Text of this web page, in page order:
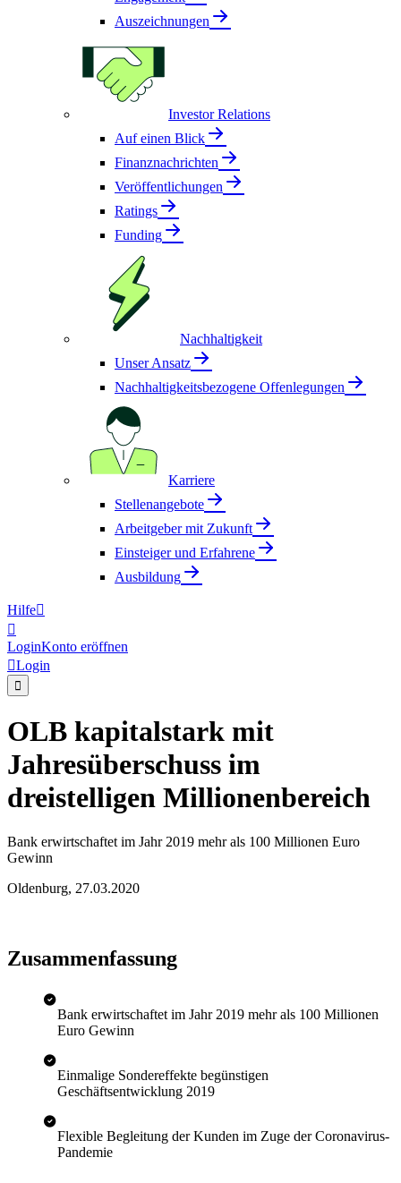
Auszeichnungen
Investor Relations
Auf einen Blick
Finanznachrichten
Veröffentlichungen
Ratings
Funding
Nachhaltigkeit
Unser Ansatz
Nachhaltigkeitsbezogene Offenlegungen
Karriere
Stellenangebote
Arbeitgeber mit Zukunft
Einsteiger und Erfahrene
Ausbildung
Hilfe

LoginKonto eröffnen
Login

OLB kapitalstark mit
Jahresüberschuss im
dreistelligen Millionenbereich
Bank erwirtschaftet im Jahr 2019 mehr als 100 Millionen Euro
Gewinn
Oldenburg, 27.03.2020
Zusammenfassung
Bank erwirtschaftet im Jahr 2019 mehr als 100 Millionen
Euro Gewinn
Einmalige Sondereffekte begünstigen
Geschäftsentwicklung 2019
Flexible Begleitung der Kunden im Zuge der Coronavirus-
Pandemie